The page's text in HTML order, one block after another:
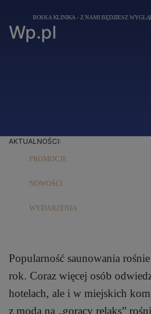
BOSKA KLINIKA - Z NAMI BĘDZIESZ
Wp.pl
AKTUALNOŚCI:
PROMOCJE
NOWOŚCI
WYDARZENIA
Popularność saunowania
rok. Coraz więcej osób
hotelach, ale i w miejskich
z modą na „gorący relaks”